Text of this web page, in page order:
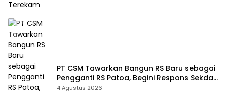
PT CSM Tawarkan Bangun RS Baru sebagai
Pengganti RS Patoa, Begini Respons Sekda
Kolut
4 Agustus 2026